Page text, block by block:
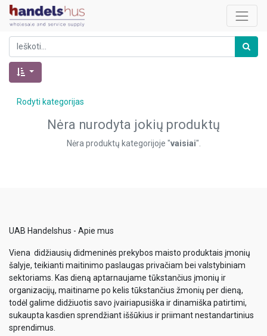
Rodyti kategorijas
Nėra nurodyta jokių produktų
Nėra produktų kategorijoje "vaisiai".
UAB Handelshus - Apie mus
Viena didžiausių didmeninės prekybos maisto produktais įmonių
šalyje, teikianti maitinimo paslaugas privačiam bei valstybiniam
sektoriams. Kas dieną aptarnaujame tūkstančius įmonių ir
organizacijų, maitiname po kelis tūkstančius žmonių per dieną,
todėl galime didžiuotis savo įvairiapusiška ir dinamiška patirtimi,
sukaupta kasdien sprendžiant iššūkius ir priimant nestandartinius
sprendimus.